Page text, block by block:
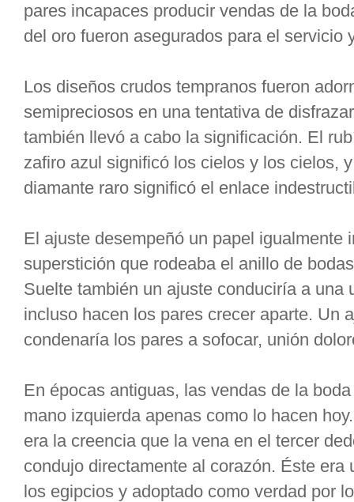
pares incapaces producir vendas de la
del oro fueron asegurados para el servicio
Los diseños crudos tempranos fueron
semipreciosos en una tentativa de
también llevó a cabo la significación. El
zafiro azul significó los cielos y los cielos,
diamante raro significó el enlace
El ajuste desempeñó un papel igualmente
superstición que rodeaba el anillo de
Suelte también un ajuste conduciría a una
incluso hacen los pares crecer aparte. Un
condenaría los pares a sofocar, unión
En épocas antiguas, las vendas de la
mano izquierda apenas como lo hacen
era la creencia que la vena en el tercer
condujo directamente al corazón. Éste era
los egipcios y adoptado como verdad por